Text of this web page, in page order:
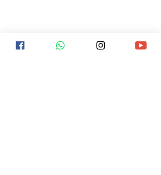
¿Qué debo hacer para ser